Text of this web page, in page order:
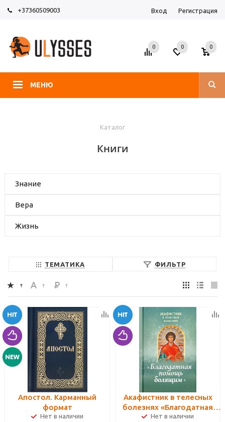
+37360509003 Вход Регистрация
МЕНЮ
0 0 0
Каталог
Книги
Знание
Вера
Жизнь
ТЕМАТИКА ФИЛЬТР
Апостол. Карманный
формат
Нет в наличии
Акафистник в телесных
болезнях «Благодатная
помощь болящим»
Нет в наличии